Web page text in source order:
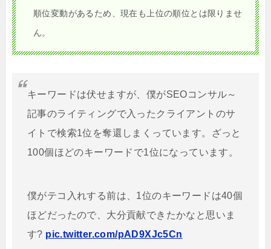
順位変動があるため、現在も上位の順位とは限りませ
ん。
キーワードは伏せますが、僕がSEOコンサル～
記事のライティングで入ったクライアントのサ
イトで検索1位を奪還しまくっています。ざっと
100個ほどのキーワードで1位になっています。
僕がテコ入れする前は、1位のキーワードは40個
ほどだったので、大分貢献できたかなと思いま
す? pic.twitter.com/pAD9XJc5Cn